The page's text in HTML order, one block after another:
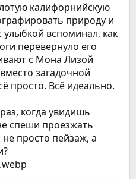
калифорнийскую
природу и
улыбкой вспоминал, как
перевернуло его
с Мона Лизой
загадочной
просто. Всё идеально.
когда увидишь
спеши проезжать
просто пейзаж, а